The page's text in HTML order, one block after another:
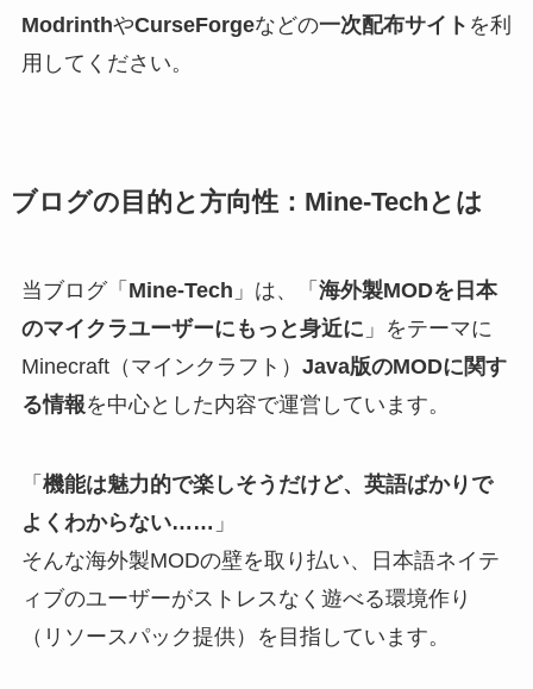
ModrinthやCurseForgeなどの一次配布サイト を利
用してください。
ブログの目的と方向性：Mine-Techとは
当ブログ「 Mine-Tech 」は、「 海外製MODを日本
のマイクラユーザーにもっと身近に 」をテーマに
Minecraft（マインクラフト） Java版のMODに関す
る情報を中心とした内容で運営しています。
「 機能は魅力的で楽しそうだけど、英語ばかりで
よくわからない…… 」
そんな海外製MODの壁を取り払い、日本語ネイテ
ィブのユーザーがストレスなく遊べる環境作り
（リソースパック提供）を目指しています。